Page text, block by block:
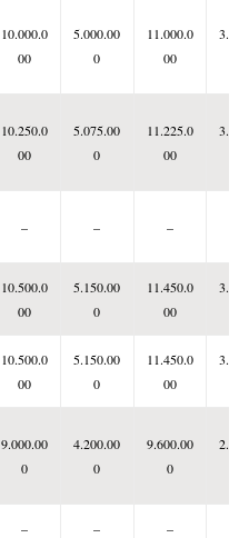
10.000.0
00
5.000.00
0
11.000.0
00
10.250.0
00
5.075.00
0
11.225.0
00
– – –
10.500.0
00
5.150.00
0
11.450.0
00
10.500.0
00
5.150.00
0
11.450.0
00
9.000.00
0
4.200.00
0
9.600.00
0
– – –